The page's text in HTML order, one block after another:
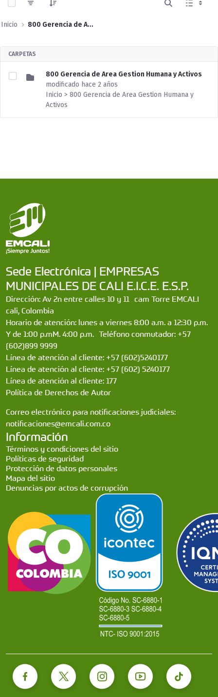
Inicio 800 Gerencia de Area Gestion Humana y Activos
CARPETAS
800 Gerencia de Area Gestion Humana y Activos
modificado hace 2 años
Inicio > 800 Gerencia de Area Gestion Humana y
Activos
Sede Electrónica | EMPRESAS
MUNICIPALES DE CALI E.I.C.E. E.S.P.
Dirección: Av 2n entre calles 10 y 11 cam Torre EMCALI
cali, Colombia
Horario de atención: lunes a viernes 8:00 a.m. a 12:30 p.m.
Y de 1:00 p.mM. 4:00 p.m. Teléfono conmutador: +57
(602)899 9999
Línea de atención al cliente: +57 (602)5240177
Línea de atención al cliente: +57 (602) 5240177
Línea de atención al cliente: 177
Política de Derechos de Autor
Correo electrónico para notificaciones judiciales:
notificaciones@emcali.com.co
Información
Términos y condiciones del sitio
Políticas de seguridad
Protección de datos personales
Mapa del sitio
Denuncias por actos de corrupción